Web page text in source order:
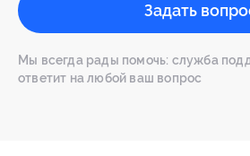
Задать
Мы всегда рады помочь: служба
ответит на любой ваш вопрос